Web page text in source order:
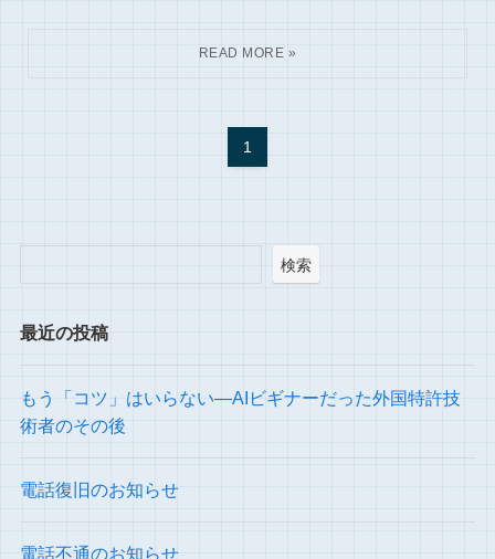
1
検索
最近の投稿
もう「コツ」はいらない―AIビギナーだった外国特許技
術者のその後
電話復旧のお知らせ
電話不通のお知らせ